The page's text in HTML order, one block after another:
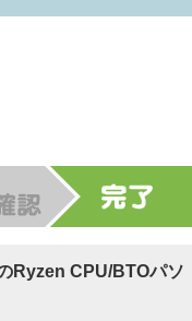
Ryzen CPU/BTOパソ